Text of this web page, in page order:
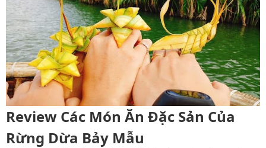
Review Các Món Ăn Đặc Sản Của
Rừng Dừa Bảy Mẫu